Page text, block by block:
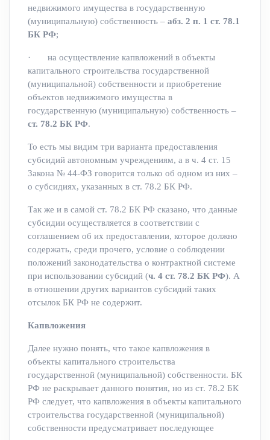
недвижимого имущества в государственную
(муниципальную) собственность – абз. 2 п. 1 ст. 78.1
БК РФ;
· на осуществление капвложений в объекты
капитального строительства государственной
(муниципальной) собственности и приобретение
объектов недвижимого имущества в
государственную (муниципальную) собственность –
ст. 78.2 БК РФ.
То есть мы видим три варианта предоставления
субсидий автономным учреждениям, а в ч. 4 ст. 15
Закона № 44-ФЗ говорится только об одном из них –
о субсидиях, указанных в ст. 78.2 БК РФ.
Так же и в самой ст. 78.2 БК РФ сказано, что данные
субсидии осуществляется в соответствии с
соглашением об их предоставлении, которое должно
содержать, среди прочего, условие о соблюдении
положений законодательства о контрактной системе
при использовании субсидий (ч. 4 ст. 78.2 БК РФ). А
в отношении других вариантов субсидий таких
отсылок БК РФ не содержит.
Капвложения
Далее нужно понять, что такое капвложения в
объекты капитального строительства
государственной (муниципальной) собственности. БК
РФ не раскрывает данного понятия, но из ст. 78.2 БК
РФ следует, что капвложения в объекты капитального
строительства государственной (муниципальной)
собственности предусматривает последующее